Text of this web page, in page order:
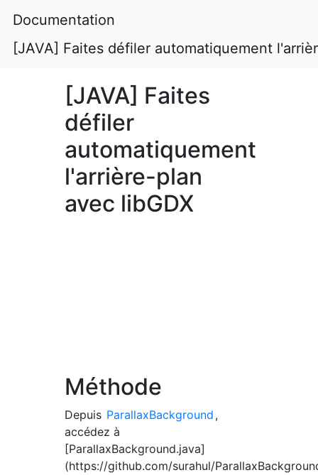
Documentation
[JAVA] Faites défiler automatiquement
[JAVA] Faites
défiler
automatiquement
l'arrière-plan
avec libGDX
Méthode
Depuis ParallaxBackground ,
accédez à
[ParallaxBackground.java]
(https://github.com/surahul/